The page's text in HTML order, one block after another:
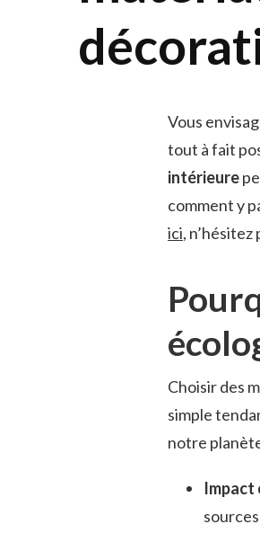
Vous
tout à fait
intérieure
comment y
ici,
Choisir des
simple
notre
Impact